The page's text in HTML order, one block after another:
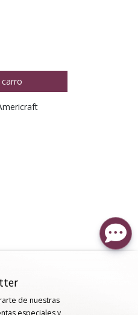
de nuestras
especiales y